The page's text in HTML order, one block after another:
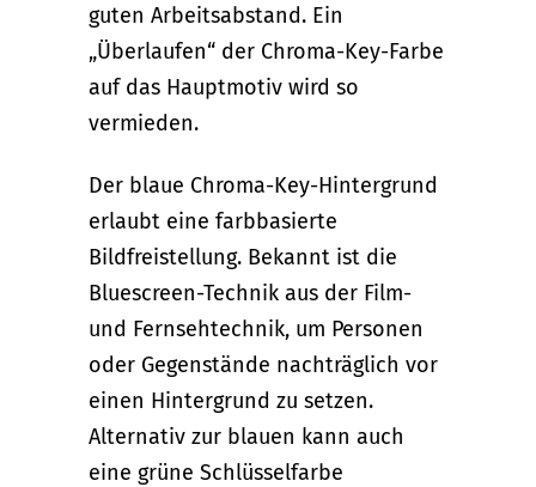
guten Arbeitsabstand. Ein
„Überlaufen“ der Chroma-Key-Farbe
auf das Hauptmotiv wird so
vermieden.
Der blaue Chroma-Key-Hintergrund
erlaubt eine farbbasierte
Bildfreistellung. Bekannt ist die
Bluescreen-Technik aus der Film-
und Fernsehtechnik, um Personen
oder Gegenstände nachträglich vor
einen Hintergrund zu setzen.
Alternativ zur blauen kann auch
eine grüne Schlüsselfarbe